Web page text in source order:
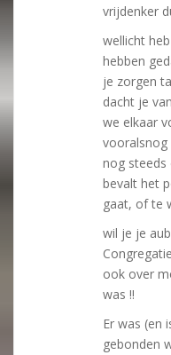
vrijdenker
wellicht
hebben
je zorgen
dacht je
we elkaar
nog
bevalt het
gaat, of te
wil je je
ook over
was !!
Er was (en
gebonden